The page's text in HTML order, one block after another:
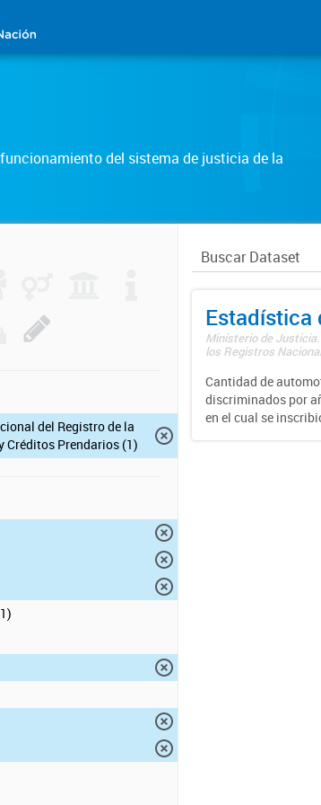
del sistema de justicia de la
del Registro de la
Créditos Prendarios (1)
Estadística
Ministerio de
los Registros
Cantidad de
discriminados por
en el cual se